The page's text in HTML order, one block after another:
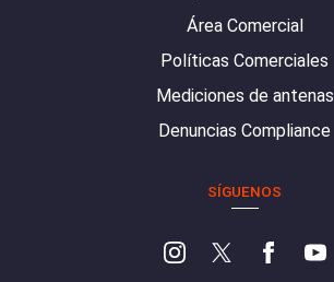
Área Comercial
Políticas Comerciales
Mediciones de antenas
Denuncias Compliance
SÍGUENOS